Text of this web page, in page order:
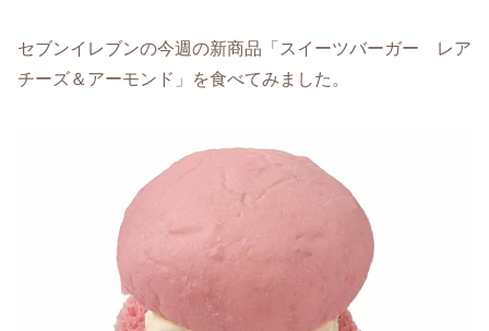
セブンイレブンの今週の新商品「スイーツバーガー レア
チーズ＆アーモンド」を食べてみました。